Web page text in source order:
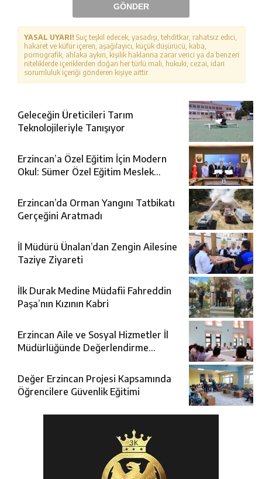
GÖNDER
YASAL UYARI! Suç teşkil edecek, yasadışı, tehditkar, rahatsız edici,
hakaret ve küfür içeren, aşağılayıcı, küçük düşürücü, kaba,
pornografik, ahlaka aykırı, kişilik haklarına zarar verici ya da benzeri
niteliklerde içeriklerden doğan her türlü mali, hukuki, cezai, idari
sorumluluk içeriği gönderen kişiye aittir.
Geleceğin Üreticileri Tarım
Teknolojileriyle Tanışıyor
Erzincan’a Özel Eğitim İçin Modern
Okul: Sümer Özel Eğitim Meslek
Erzincan’da Orman Yangını Tatbikatı
Gerçeğini Aratmadı
İl Müdürü Ünalan’dan Zengin Ailesine
Taziye Ziyareti
İlk Durak Medine Müdafii Fahreddin
Paşa’nın Kızının Kabri
Erzincan Aile ve Sosyal Hizmetler İl
Müdürlüğünde Değerlendirme
Değer Erzincan Projesi Kapsamında
Öğrencilere Güvenlik Eğitimi